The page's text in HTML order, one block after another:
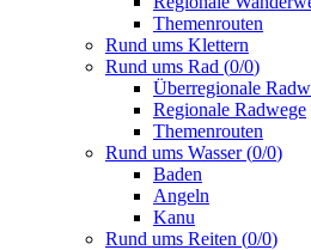
Themenrouten
Rund ums Klettern
Rund ums Rad (0/0)
Überregionale
Regionale Radwege
Themenrouten
Rund ums Wasser(0/0)
Baden
Angeln
Kanu
Rund ums Reiten (0/0)